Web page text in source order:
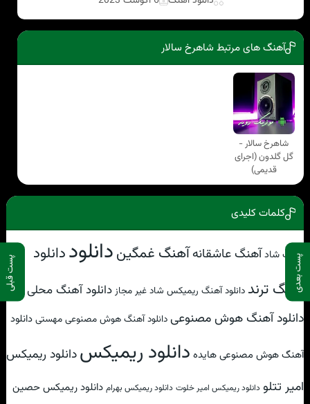
پست بعدی پست قبلی
آهنگ های مرتبط شاهرخ سالار
شاهرخ سالار -
گل گلدون (اجرای
قدیمی)
کلمات کلیدی
آهنگ شادآهنگ عاشقانهآهنگ غمگیندانلوددانلود
آهنگ ترند دانلود آهنگ ریمیکس شاد غیر مجاز دانلود آهنگ محلی
دانلود آهنگ هوش مصنوعیدانلود آهنگ هوش مصنوعی مهستیدانلود
آهنگ هوش مصنوعی هایده دانلود ریمیکسدانلود ریمیکس
امیر تتلو دانلود ریمیکس امیر خلوت دانلود ریمیکس بهرام دانلود ریمیکس حصین